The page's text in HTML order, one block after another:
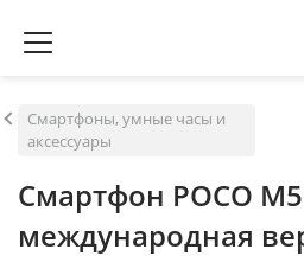
Смартфоны, умные часы и
аксессуары
Смартфон POCO
международная